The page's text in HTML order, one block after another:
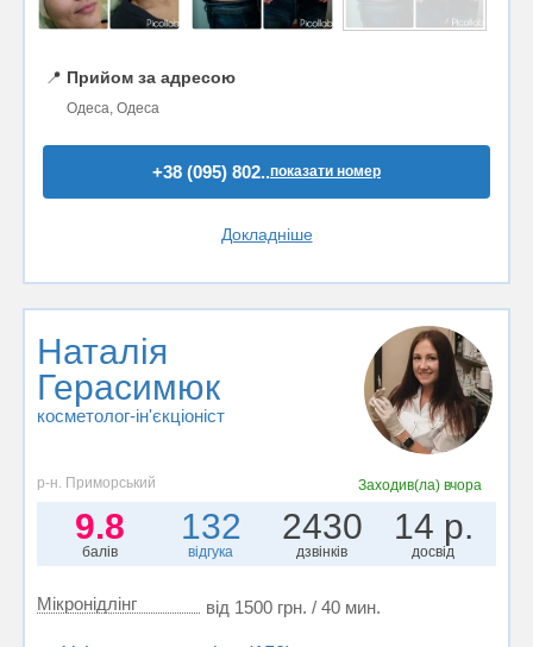
📍 Прийом за адресою
Одеса, Одеса
+38 (095) 802..показати номер
Докладніше
Наталія
Герасимюк
косметолог-ін'єкціоніст
р-н. Приморський Заходив(ла) вчора
9.8
балів
132
відгука
2430
дзвінків
14 р.
досвід
Мікронідлінг від 1500 грн. / 40 мин.